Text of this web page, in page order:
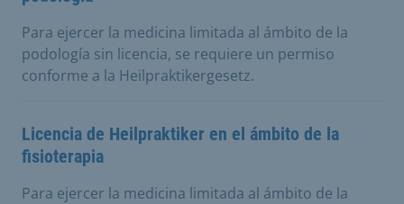
Para ejercer la medicina limitada al ámbito de la
podología sin licencia, se requiere un permiso
conforme a la Heilpraktikergesetz.
Licencia de Heilpraktiker en el ámbito de la
fisioterapia
Para ejercer la medicina limitada al ámbito de la